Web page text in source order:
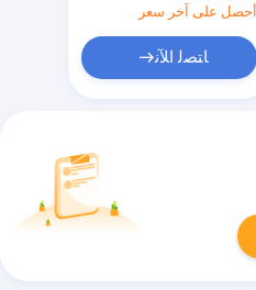
أحصل على آخر سعر
ﺎﺘﺼﻟ ﺍﻶﻧ